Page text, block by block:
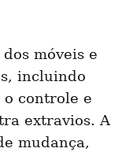
móveis e
incluindo
controle e
extravios. A
mudança,